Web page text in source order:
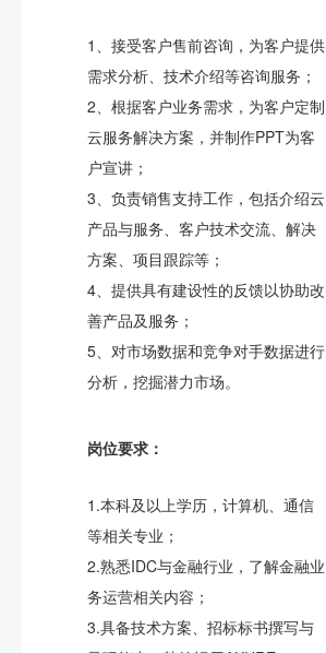
1、接受客户售前咨询，为客户提供
需求分析、技术介绍等咨询服务；
2、根据客户业务需求，为客户定制
云服务解决方案，并制作PPT为客
户宣讲；
3、负责销售支持工作，包括介绍云
产品与服务、客户技术交流、解决
方案、项目跟踪等；
4、提供具有建设性的反馈以协助改
善产品及服务；
5、对市场数据和竞争对手数据进行
分析，挖掘潜力市场。
岗位要求：
1.本科及以上学历，计算机、通信
等相关专业；
2.熟悉IDC与金融行业，了解金融业
务运营相关内容；
3.具备技术方案、招标标书撰写与